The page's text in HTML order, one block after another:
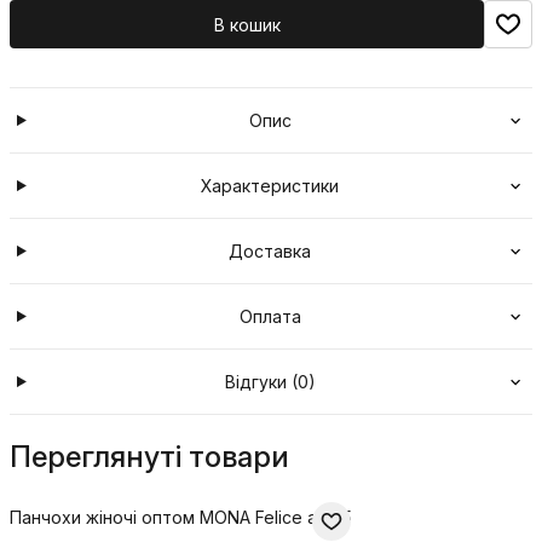
В кошик
Опис
Характеристики
Доставка
Оплата
Відгуки (0)
Переглянуті товари
Панчохи жіночі оптом MONA Felice aut 15